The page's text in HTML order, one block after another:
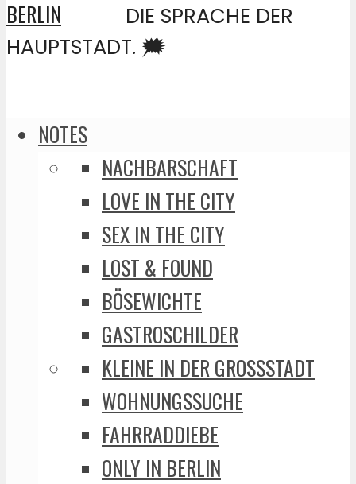
DIE SPRACHE DER
HAUPTSTADT. 🗯️
NOTES
NACHBARSCHAFT
LOVE IN THE CITY
SEX IN THE CITY
LOST & FOUND
BÖSEWICHTE
GASTROSCHILDER
KLEINE IN DER GROSSSTADT
WOHNUNGSSUCHE
FAHRRADDIEBE
ONLY IN BERLIN